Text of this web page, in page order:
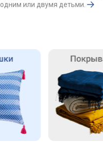
одним или двумя детьми.